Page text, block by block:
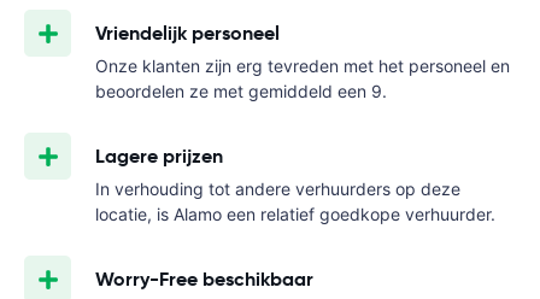
Vriendelijk personeel
Onze klanten zijn erg tevreden met het personeel en
beoordelen ze met gemiddeld een 9.
Lagere prijzen
In verhouding tot andere verhuurders op deze
locatie, is Alamo een relatief goedkope verhuurder.
Worry-Free beschikbaar